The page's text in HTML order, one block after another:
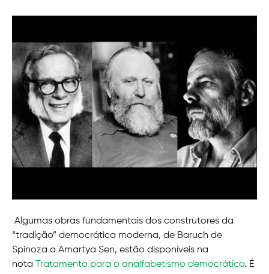
Algumas obras fundamentais dos construtores da
“tradição” democrática moderna, de Baruch de
Spinoza a Amartya Sen, estão disponíveis na
nota Tratamento para o analfabetismo democrático. É